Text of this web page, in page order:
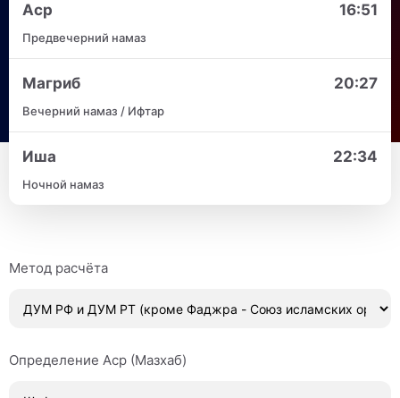
Аср 16:51
Предвечерний намаз
Магриб 20:27
Вечерний намаз / Ифтар
Иша 22:34
Ночной намаз
Метод расчёта
Определение Аср (Мазхаб)